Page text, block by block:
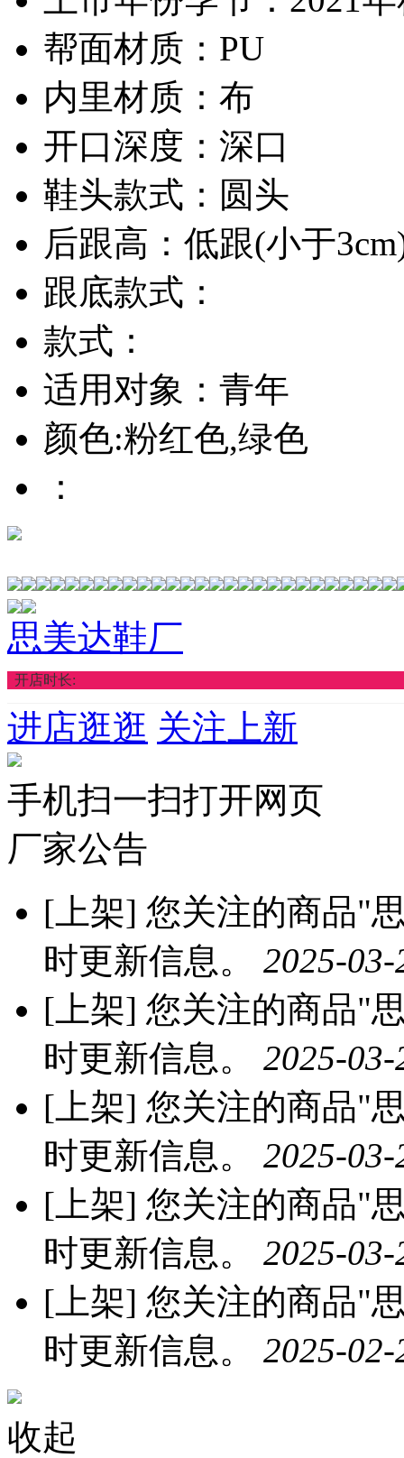
帮面材质：PU
内里材质：布
开口深度：深口
鞋头款式：圆头
后跟高：低跟(小于
跟底款式：
款式：
适用对象：青年
颜色:粉红色,绿色
：
思美达鞋厂
开店时长:
进店逛逛 关注上新
手机扫一扫打开网页
厂家公告
[上架] 您关注的商品"
时更新信息。 2025-
[上架] 您关注的商品"
时更新信息。 2025-
[上架] 您关注的商品"
时更新信息。 2025-
[上架] 您关注的商品"
时更新信息。 2025-
[上架] 您关注的商品"
时更新信息。 2025-
收起